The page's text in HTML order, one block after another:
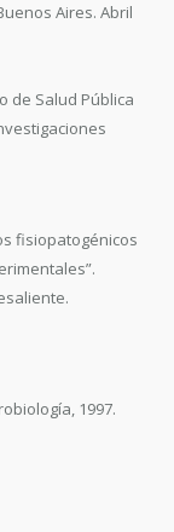
Aires. Abril
de Salud Pública
fisiopatogénicos
1997.